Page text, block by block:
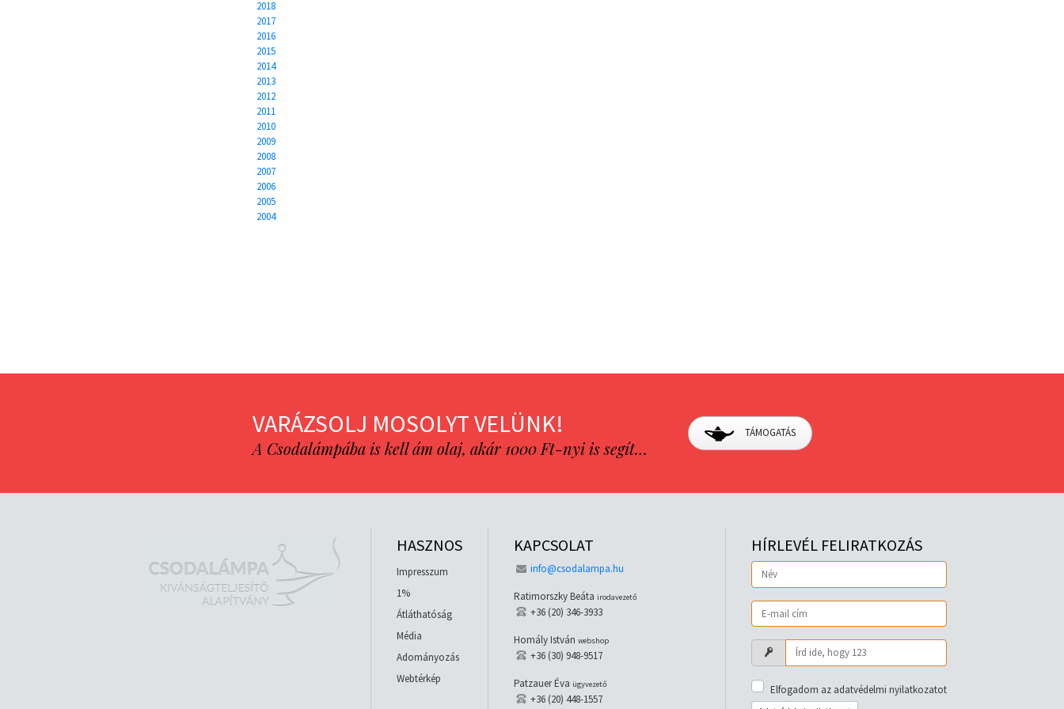
2018
2017
2016
2015
2014
2013
2012
2011
2010
2009
2008
2007
2006
2005
2004
VARÁZSOLJ MOSOLYT VELÜNK!
A Csodalámpába is kell ám olaj, akár 1000 Ft-nyi is segít…
TÁMOGATÁS
HASZNOS
Impresszum
1%
Átláthatóság
Média
Adományozás
Webtérkép
KAPCSOLAT
info@csodalampa.hu
Ratimorszky Beáta irodavezető
+36 (20) 346-3933
Homály István webshop
+36 (30) 948-9517
Patzauer Éva ügyvezető
+36 (20) 448-1557
HÍRLEVÉL FELIRATKOZÁS
Elfogadom az adatvédelmi nyilatkozatot